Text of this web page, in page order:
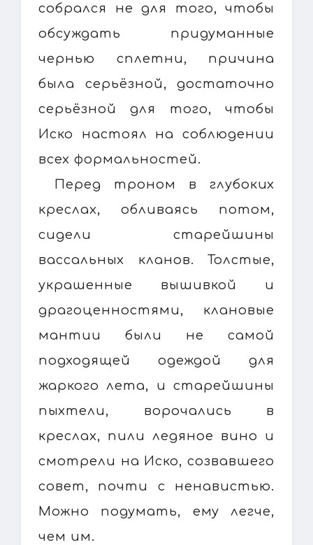
собрался не для того, чтобы
обсуждать придуманные
чернью сплетни, причина
была серьёзной, достаточно
серьёзной для того, чтобы
Иско настоял на соблюдении
всех формальностей.
Перед троном в глубоких
креслах, обливаясь потом,
сидели старейшины
вассальных кланов. Толстые,
украшенные вышивкой и
драгоценностями, клановые
мантии были не самой
подходящей одеждой для
жаркого лета, и старейшины
пыхтели, ворочались в
креслах, пили ледяное вино и
смотрели на Иско, созвавшего
совет, почти с ненавистью.
Можно подумать, ему легче,
чем им.